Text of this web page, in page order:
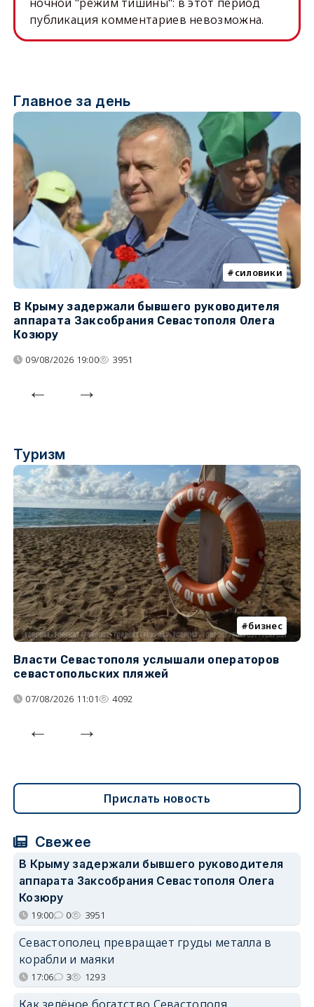
публикация комментариев невозможна.
Главное за день
силовики
В Крыму задержали бывшего руководителя
аппарата Заксобрания Севастополя Олега
Козюру
09/08/2026 19:00 3951
Туризм
бизнес
Власти Севастополя услышали операторов
севастопольских пляжей
07/08/2026 11:01 4092
Прислать новость
Свежее
В Крыму задержали бывшего руководителя
аппарата Заксобрания Севастополя Олега
Козюру
19:00 0 3951
Севастополец превращает груды металла в
корабли и маяки
17:06 3 1293